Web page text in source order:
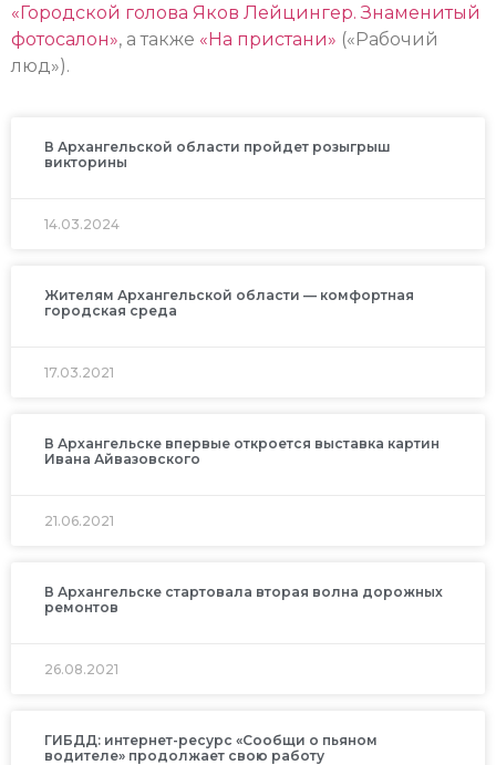
«Городской голова Яков Лейцингер. Знаменитый
фотосалон», а также «На пристани» («Рабочий
люд»).
В Архангельской области пройдет розыгрыш
викторины
14.03.2024
Жителям Архангельской области — комфортная
городская среда
17.03.2021
В Архангельске впервые откроется выставка картин
Ивана Айвазовского
21.06.2021
В Архангельске стартовала вторая волна дорожных
ремонтов
26.08.2021
ГИБДД: интернет-ресурс «Сообщи о пьяном
водителе» продолжает свою работу